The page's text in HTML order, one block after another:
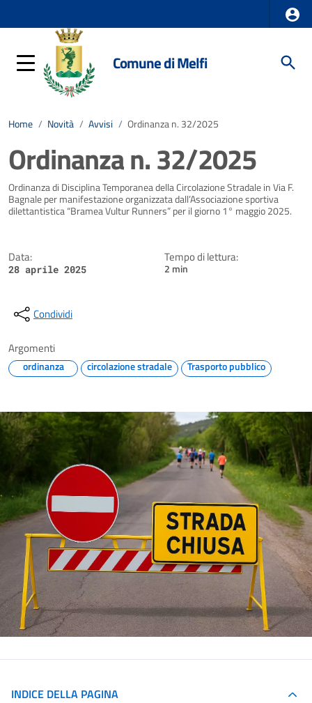
Comune di Melfi
Home / Novità / Avvisi / Ordinanza n. 32/2025
Ordinanza n. 32/2025
Dettagli della notizia
Ordinanza di Disciplina Temporanea della Circolazione Stradale in Via F.
Bagnale per manifestazione organizzata dall’Associazione sportiva
dilettantistica “Bramea Vultur Runners” per il giorno 1° maggio 2025.
Data:
28 aprile 2025
Tempo di lettura:
2 min
Condividi
Argomenti
ordinanza circolazione stradale Trasporto pubblico
INDICE DELLA PAGINA